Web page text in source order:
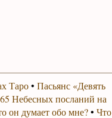
Таро• Пасьянс «Девять
Небесных посланий на
он думает обо мне?• Что